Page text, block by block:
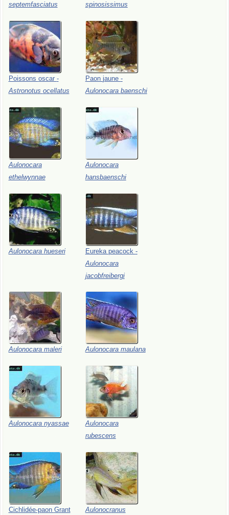
septemfasciatus
spinosissimus
Poissons oscar -
Astronotus ocellatus
Paon jaune -
Aulonocara baenschi
Aulonocara
ethelwynnae
Aulonocara
hansbaenschi
Aulonocara hueseri Eureka peacock -
Aulonocara
jacobfreibergi
Aulonocara maleri Aulonocara maulana
Aulonocara nyassae
Aulonocara
rubescens
Cichlidée-paon Grant
Aulonocranus